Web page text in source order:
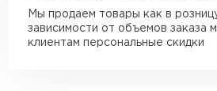
ЗАКАЗАТЬ С
Мы продаем товары как в
зависимости от объемов заказа
клиентам персональные скидки